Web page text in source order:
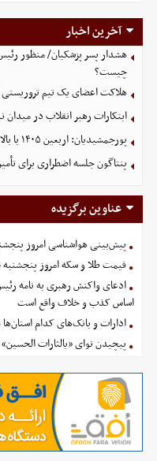
آخرین اخبار
هشدار پسر پزشکیان/ منظور
چیست؟
هلاکت اعضای یک تیم
ابتکارات رهبر انقلاب در میدان
پورجمشیدیان: اربعین ۱۴۰۵ با بالاترین سطح امنیت برگزار شد
پنتاگون جلسه اضطراری برای
عناوین برگزیده
پیش‌بینی هواشناسی امروز پنجشنبه ۱۵ مرداد
قیمت طلا و سکه امروز پنجشنبه 15 مرداد 1405+ جدول
ادعای واکنش رهبری به نامه
اساس کذب و خلاف واقع است
ادارات و بانک‌های کدام استان‌ها فردا 14 مرداد تعطیل
پیچیدن نوای «یالثارات